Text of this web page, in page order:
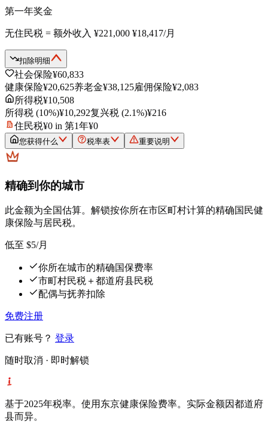
第一年奖金
无住民税 = 额外收入 ¥221,000 ¥18,417/月
扣除明细
社会保险¥60,833
健康保险¥20,625养老金¥38,125雇佣保险¥2,083
所得税¥10,508
所得税 (10%)¥10,292复兴税 (2.1%)¥216
住民税¥0 in 第1年¥0
您获得什么 税率表 重要说明
精确到你的城市
此金额为全国估算。解锁按你所在市区町村计算的精确国民健
康保险与居民税。
低至 $5/月
你所在城市的精确国保费率
市町村民税＋都道府县民税
配偶与抚养扣除
免费注册
已有账号？ 登录
随时取消 · 即时解锁
基于2025年税率。使用东京健康保险费率。实际金额因都道府
县而异。